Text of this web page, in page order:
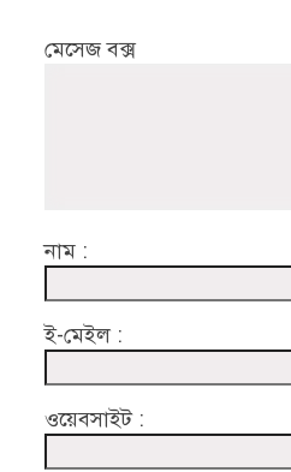
মেসেজ বক্স
নাম :
ই-মেইল :
ওয়েবসাইট :